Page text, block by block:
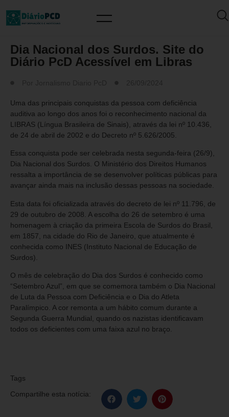
Dia Nacional dos Surdos. Site do
Diário PcD Acessível em Libras
Uma das principais conquistas da pessoa com deficiência
auditiva ao longo dos anos foi o reconhecimento nacional da
LIBRAS (Língua Brasileira de Sinais), através da lei nº 10.436,
de 24 de abril de 2002 e do Decreto nº 5.626/2005.
Essa conquista pode ser celebrada nesta segunda-feira (26/9),
Dia Nacional dos Surdos. O Ministério dos Direitos Humanos
ressalta a importância de se desenvolver políticas públicas para
avançar ainda mais na inclusão dessas pessoas na sociedade.
Esta data foi oficializada através do decreto de lei nº 11.796, de
29 de outubro de 2008. A escolha do 26 de setembro é uma
homenagem à criação da primeira Escola de Surdos do Brasil,
em 1857, na cidade do Rio de Janeiro, que atualmente é
conhecida como INES (Instituto Nacional de Educação de
Surdos).
O mês de celebração do Dia dos Surdos é conhecido como
“Setembro Azul”, em que se comemora também o Dia Nacional
de Luta da Pessoa com Deficiência e o Dia do Atleta
Paralímpico. A cor remonta a um hábito comum durante a
Segunda Guerra Mundial, quando os nazistas identificavam
todos os deficientes com uma faixa azul no braço.
Tags
Compartilhe esta notícia: